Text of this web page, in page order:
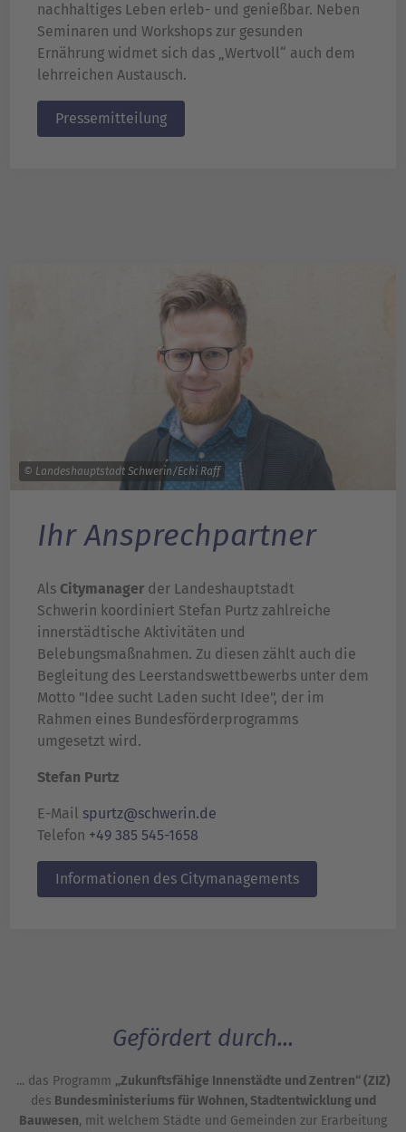
nachhaltiges Leben erleb- und genießbar. Neben
Seminaren und Workshops zur gesunden
Ernährung widmet sich das „Wertvoll“ auch dem
lehrreichen Austausch.
Pressemitteilung
© Landeshauptstadt Schwerin/Ecki Raff
Ihr Ansprechpartner
Als Citymanager der Landeshauptstadt
Schwerin koordiniert Stefan Purtz zahlreiche
innerstädtische Aktivitäten und
Belebungsmaßnahmen. Zu diesen zählt auch die
Begleitung des Leerstandswettbewerbs unter dem
Motto "Idee sucht Laden sucht Idee", der im
Rahmen eines Bundesförderprogramms
umgesetzt wird.
Stefan Purtz
E-Mail spurtz@schwerin.de
Telefon +49 385 545-1658
Informationen des Citymanagements
Gefördert durch...
... das Programm „Zukunftsfähige Innenstädte und Zentren“ (ZIZ)
des Bundesministeriums für Wohnen, Stadtentwicklung und
Bauwesen, mit welchem Städte und Gemeinden zur Erarbeitung